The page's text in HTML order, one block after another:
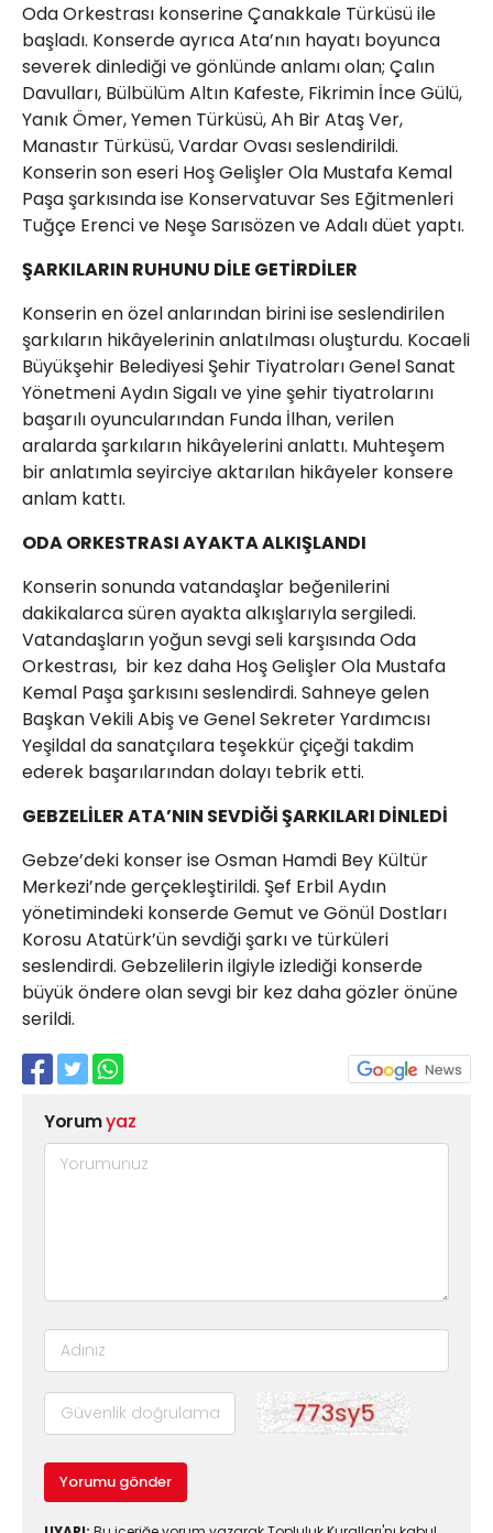
Oda Orkestrası konserine Çanakkale Türküsü ile
başladı. Konserde ayrıca Ata’nın hayatı boyunca
severek dinlediği ve gönlünde anlamı olan; Çalın
Davulları, Bülbülüm Altın Kafeste, Fikrimin İnce Gülü,
Yanık Ömer, Yemen Türküsü, Ah Bir Ataş Ver,
Manastır Türküsü, Vardar Ovası seslendirildi.
Konserin son eseri Hoş Gelişler Ola Mustafa Kemal
Paşa şarkısında ise Konservatuvar Ses Eğitmenleri
Tuğçe Erenci ve Neşe Sarısözen ve Adalı düet yaptı.
ŞARKILARIN RUHUNU DİLE GETİRDİLER
Konserin en özel anlarından birini ise seslendirilen
şarkıların hikâyelerinin anlatılması oluşturdu. Kocaeli
Büyükşehir Belediyesi Şehir Tiyatroları Genel Sanat
Yönetmeni Aydın Sigalı ve yine şehir tiyatrolarını
başarılı oyuncularından Funda İlhan, verilen
aralarda şarkıların hikâyelerini anlattı. Muhteşem
bir anlatımla seyirciye aktarılan hikâyeler konsere
anlam kattı.
ODA ORKESTRASI AYAKTA ALKIŞLANDI
Konserin sonunda vatandaşlar beğenilerini
dakikalarca süren ayakta alkışlarıyla sergiledi.
Vatandaşların yoğun sevgi seli karşısında Oda
Orkestrası, bir kez daha Hoş Gelişler Ola Mustafa
Kemal Paşa şarkısını seslendirdi. Sahneye gelen
Başkan Vekili Abiş ve Genel Sekreter Yardımcısı
Yeşildal da sanatçılara teşekkür çiçeği takdim
ederek başarılarından dolayı tebrik etti.
GEBZELİLER ATA’NIN SEVDİĞİ ŞARKILARI DİNLEDİ
Gebze’deki konser ise Osman Hamdi Bey Kültür
Merkezi’nde gerçekleştirildi. Şef Erbil Aydın
yönetimindeki konserde Gemut ve Gönül Dostları
Korosu Atatürk’ün sevdiği şarkı ve türküleri
seslendirdi. Gebzelilerin ilgiyle izlediği konserde
büyük öndere olan sevgi bir kez daha gözler önüne
serildi.
Yorumyaz
Yorumu gönder